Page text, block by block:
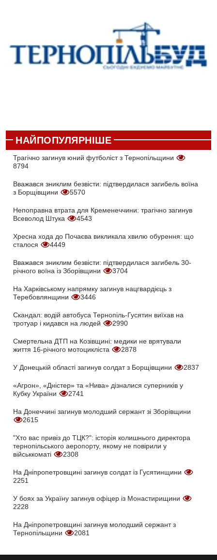
НАЙПОПУЛЯРНІШЕ
Трагічно загинув юний футболіст з Тернопільщини
8794
Вважався зниклим безвісти: підтвердилася загибель воїна
з Борщівщини
5570
Непоправна втрата для Кременеччини: трагічно загинув
Всеволод Штука
4543
Хресна хода до Почаєва викликала хвилю обурення: що
сталося
4449
Вважався зниклим безвісти: підтвердилася загибель 30-
річного воїна із Зборівщини
3704
На Харківському напрямку загинув нацгвардієць з
Теребовлянщини
3446
Скандал: водій автобуса Тернопіль-Гусятин виїхав на
тротуар і кидався на людей
2990
Смертельна ДТП на Козівщині: медики не врятували
життя 16-річного мотоцикліста
2878
У Донецькій області загинув солдат з Борщівщини 2837
«Агрон», «Дністер» та «Нива» дізналися суперників у
Кубку України
2741
На Донеччині загинув молодший сержант зі Зборівщини
2615
"Хто вас привіз до ТЦК?": історія колишнього директора
тернопільського аеропорту, якому не повірили у
військкоматі
2308
На Дніпропетровщині загинув солдат із Гусятинщини
2251
У боях за Україну загинув офіцер із Монастирищини
2228
На Дніпропетровщині загинув молодший сержант з
Тернопільщини
2081